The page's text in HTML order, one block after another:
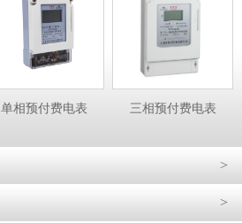
单相预付费电表 三相预付费电表
>
>